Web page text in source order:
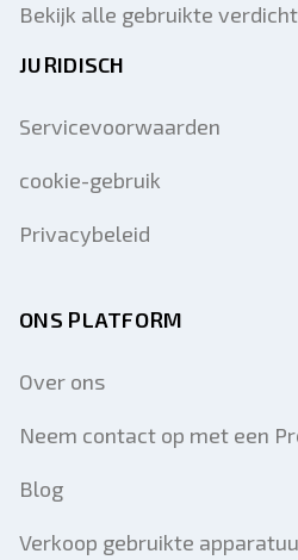
Bekijk alle gebruikte
JURIDISCH
Servicevoorwaarden
cookie-gebruik
Privacybeleid
ONS PLATFORM
Over ons
Neem contact op met een
Blog
Verkoop gebruikte